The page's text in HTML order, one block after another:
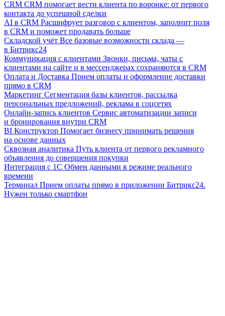
CRM CRM помогает вести клиента по воронке: от первого
контакта до успешной сделки
AI в CRM Расшифрует разговор с клиентом, заполнит поля
в CRM и поможет продавать больше
Складской учёт Все базовые возможности склада —
в Битрикс24
Коммуникация с клиентами Звонки, письма, чаты с
клиентами на сайте и в мессенджерах сохраняются в CRM
Оплата и Доставка Прием оплаты и оформление доставки
прямо в CRM
Маркетинг Сегментация базы клиентов, рассылка
персональных предложений, реклама в соцсетях
Онлайн-запись клиентов Сервис автоматизации записи
и бронирования внутри CRM
BI Конструктор Помогает бизнесу принимать решения
на основе данных
Сквозная аналитика Путь клиента от первого рекламного
объявления до совершения покупки
Интеграция с 1С Обмен данными в режиме реального
времени
Терминал Прием оплаты прямо в приложении Битрикс24.
Нужен только смартфон